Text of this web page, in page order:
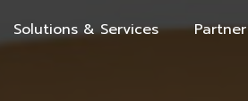
Solutions & Services Partner